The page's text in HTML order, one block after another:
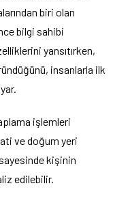
biri olan
bilgi sahibi
yansıtırken,
insanlarla ilk
işlemleri
ve doğum yeri
kişinin
edilebilir.